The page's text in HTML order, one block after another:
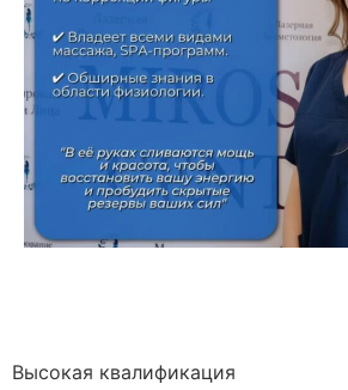
Высокая квалификация